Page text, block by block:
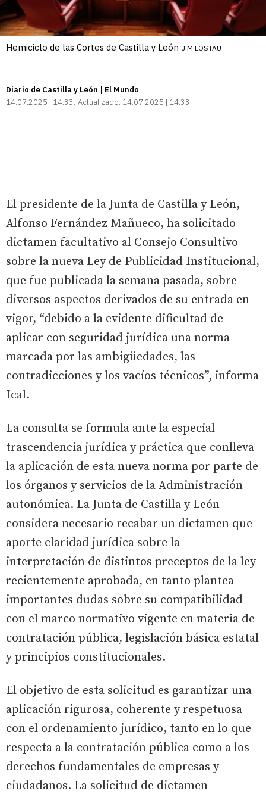
Hemiciclo de las Cortes de Castilla y León J.M.LOSTAU
Diario de Castilla y León | El Mundo
14.07.2025 | 14:33 Actualizado: 14.07.2025 | 14:33
El presidente de la Junta de Castilla y León,
Alfonso Fernández Mañueco, ha solicitado
dictamen facultativo al Consejo Consultivo
sobre la nueva Ley de Publicidad Institucional,
que fue publicada la semana pasada, sobre
diversos aspectos derivados de su entrada en
vigor, “debido a la evidente dificultad de
aplicar con seguridad jurídica una norma
marcada por las ambigüedades, las
contradicciones y los vacíos técnicos”, informa
Ical.
La consulta se formula ante la especial
trascendencia jurídica y práctica que conlleva
la aplicación de esta nueva norma por parte de
los órganos y servicios de la Administración
autonómica. La Junta de Castilla y León
considera necesario recabar un dictamen que
aporte claridad jurídica sobre la
interpretación de distintos preceptos de la ley
recientemente aprobada, en tanto plantea
importantes dudas sobre su compatibilidad
con el marco normativo vigente en materia de
contratación pública, legislación básica estatal
y principios constitucionales.
El objetivo de esta solicitud es garantizar una
aplicación rigurosa, coherente y respetuosa
con el ordenamiento jurídico, tanto en lo que
respecta a la contratación pública como a los
derechos fundamentales de empresas y
ciudadanos. La solicitud de dictamen